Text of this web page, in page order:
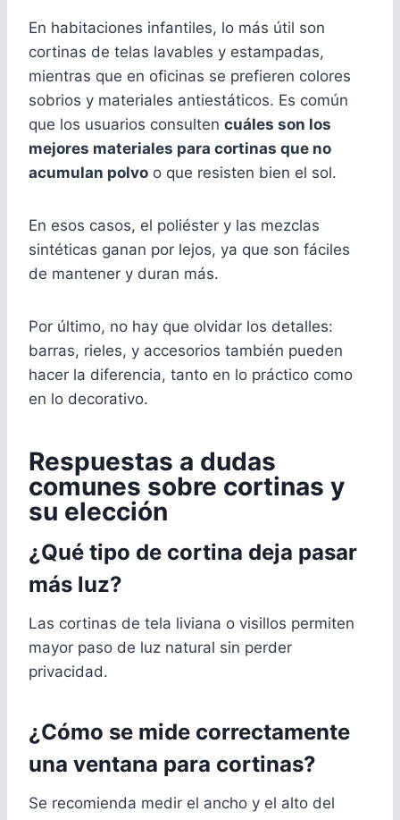
En habitaciones infantiles, lo más útil son
cortinas de telas lavables y estampadas,
mientras que en oficinas se prefieren colores
sobrios y materiales antiestáticos. Es común
que los usuarios consulten cuáles son los
mejores materiales para cortinas que no
acumulan polvo o que resisten bien el sol.
En esos casos, el poliéster y las mezclas
sintéticas ganan por lejos, ya que son fáciles
de mantener y duran más.
Por último, no hay que olvidar los detalles:
barras, rieles, y accesorios también pueden
hacer la diferencia, tanto en lo práctico como
en lo decorativo.
Respuestas a dudas
comunes sobre cortinas y
su elección
¿Qué tipo de cortina deja pasar
más luz?
Las cortinas de tela liviana o visillos permiten
mayor paso de luz natural sin perder
privacidad.
¿Cómo se mide correctamente
una ventana para cortinas?
Se recomienda medir el ancho y el alto del